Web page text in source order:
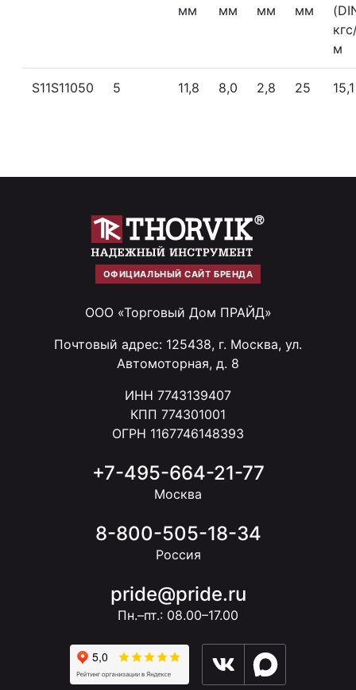
мм
мм
мм
мм
м
S11S11050 5 11,8 8,0 2,8 25 15,1
ОФИЦИАЛЬНЫЙ САЙТ БРЕНДА
ООО «Торговый Дом ПРАЙД»
Почтовый адрес: 125438, г. Москва, ул.
Автомоторная, д. 8
ИНН 7743139407
КПП 774301001
ОГРН 1167746148393
+7-495-664-21-77
Москва
8-800-505-18-34
Россия
pride@pride.ru
Пн.–пт.: 08.00–17.00